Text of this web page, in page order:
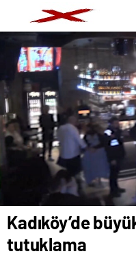
Kadıköy’de
tutuklama